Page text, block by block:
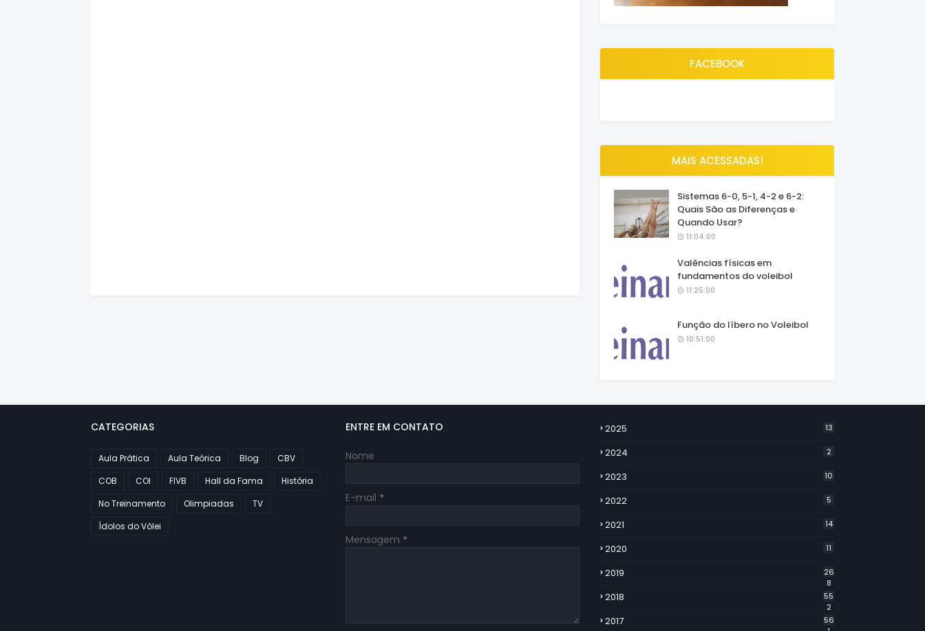
FACEBOOK
MAIS ACESSADAS!
Sistemas 6-0, 5-1, 4-2 e 6-2:
Quais São as Diferenças e
Quando Usar?
11:04:00
Valências físicas em
fundamentos do voleibol
11:25:00
Função do líbero no Voleibol
10:51:00
CATEGORIAS
Aula Prática Aula Teórica Blog
CBV
COB
COI FIVB Hall da Fama
História
No Treinamento
Olimpiadas
TV
Ídolos do Vôlei
ENTRE EM CONTATO
Nome
E-mail *
Mensagem *
2025 13
2024 2
2023 10
2022 5
2021 14
2020 11
2019
26
8
2018
55
2
2017
56